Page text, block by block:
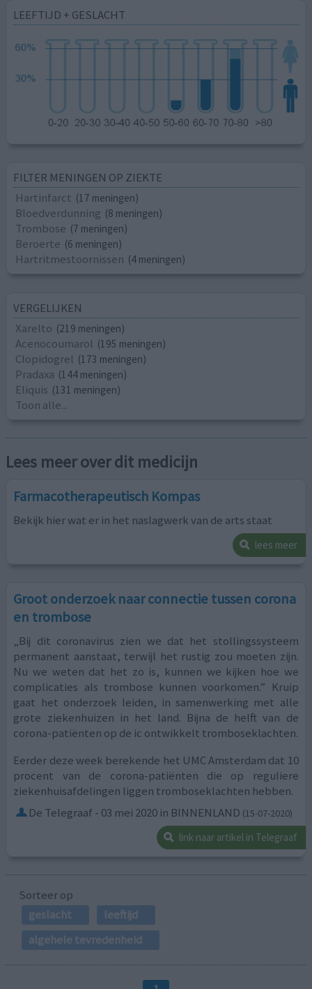
LEEFTIJD + GESLACHT
FILTER MENINGEN OP ZIEKTE
Hartinfarct (17 meningen)
Bloedverdunning (8 meningen)
Trombose (7 meningen)
Beroerte (6 meningen)
Hartritmestoornissen (4 meningen)
VERGELIJKEN
Xarelto (219 meningen)
Acenocoumarol (195 meningen)
Clopidogrel (173 meningen)
Pradaxa (144 meningen)
Eliquis (131 meningen)
Toon alle...
Lees meer over dit medicijn
Farmacotherapeutisch Kompas
Bekijk hier wat er in het naslagwerk van de arts staat
lees meer
Groot onderzoek naar connectie tussen corona
en trombose
„Bij dit coronavirus zien we dat het stollingssysteem
permanent aanstaat, terwijl het rustig zou moeten zijn.
Nu we weten dat het zo is, kunnen we kijken hoe we
complicaties als trombose kunnen voorkomen.” Kruip
gaat het onderzoek leiden, in samenwerking met alle
grote ziekenhuizen in het land. Bijna de helft van de
corona-patiënten op de ic ontwikkelt tromboseklachten.
Eerder deze week berekende het UMC Amsterdam dat 10
procent van de corona-patiënten die op reguliere
ziekenhuisafdelingen liggen tromboseklachten hebben.
De Telegraaf - 03 mei 2020 in BINNENLAND (15-07-2020)
link naar artikel in Telegraaf
Sorteer op
geslacht
leeftijd
algehele tevredenheid